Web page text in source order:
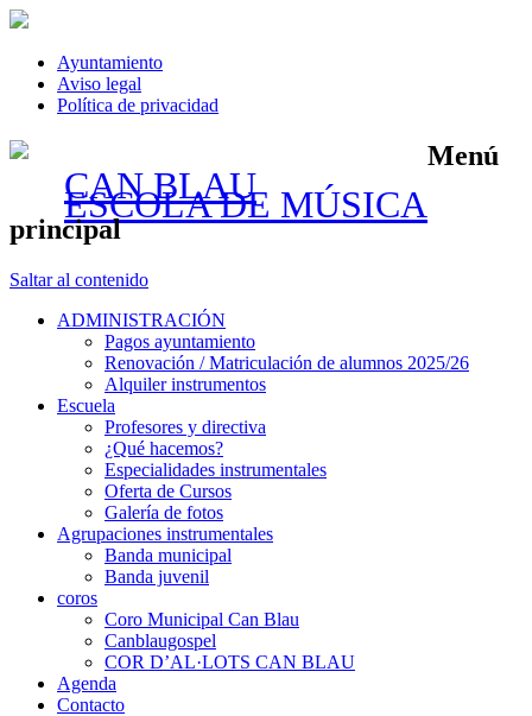
Ayuntamiento
Aviso legal
Política de privacidad
CAN BLAU
ESCOLA DE MÚSICA
Menú
principal
Saltar al contenido
ADMINISTRACIÓN
Pagos ayuntamiento
Renovación / Matriculación de alumnos 2025/26
Alquiler instrumentos
Escuela
Profesores y directiva
¿Qué hacemos?
Especialidades instrumentales
Oferta de Cursos
Galería de fotos
Agrupaciones instrumentales
Banda municipal
Banda juvenil
coros
Coro Municipal Can Blau
Canblaugospel
COR D’AL·LOTS CAN BLAU
Agenda
Contacto